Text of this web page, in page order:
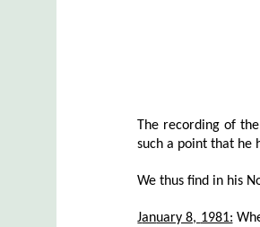
The recording of
such a point that he
We thus find in his
January 8, 1981: